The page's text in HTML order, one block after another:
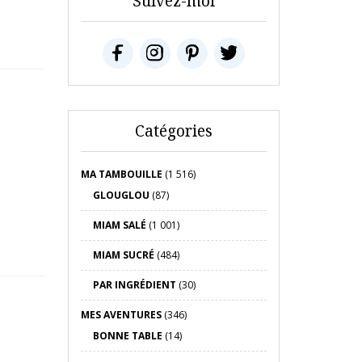
Catégories
MA TAMBOUILLE (1 516)
GLOUGLOU (87)
MIAM SALÉ (1 001)
MIAM SUCRÉ (484)
PAR INGRÉDIENT (30)
MES AVENTURES(346)
BONNE TABLE (14)